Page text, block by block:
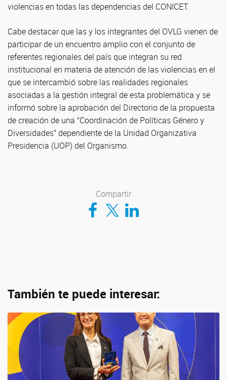
violencias en todas las dependencias del CONICET.
Cabe destacar que las y los integrantes del OVLG vienen de
participar de un encuentro amplio con el conjunto de
referentes regionales del país que integran su red
institucional en materia de atención de las violencias en el
que se intercambió sobre las realidades regionales
asociadas a la gestión integral de esta problemática y se
informó sobre la aprobación del Directorio de la propuesta
de creación de una “Coordinación de Políticas Género y
Diversidades” dependiente de la Unidad Organizativa
Presidencia (UOP) del Organismo.
Compartir
Compartir en Facebook
Compartir en TwitterCompartir en LinkedIn
También te puede interesar: